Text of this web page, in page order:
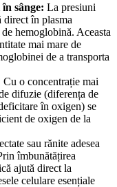
sânge: La presiuni
în plasma
hemoglobină. Aceasta
mai mare de
de a transporta
Cu o concentrație mai
difuzie (diferența de
în oxigen) se
de oxigen de la
sau rănite adesea
îmbunătățirea
ajută direct la
celulare esențiale